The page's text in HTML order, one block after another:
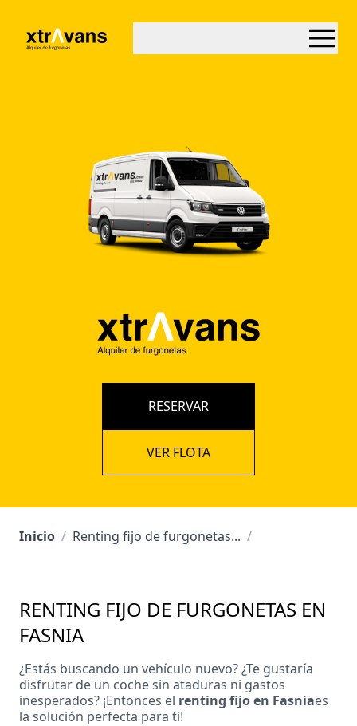
RESERVAR
VER FLOTA
Inicio / Renting fijo de furgonetas... /
RENTING FIJO DE FURGONETAS EN
FASNIA
¿Estás buscando un vehículo nuevo? ¿Te gustaría
disfrutar de un coche sin ataduras ni gastos
inesperados? ¡Entonces el renting fijo en Fasniaes
la solución perfecta para ti!